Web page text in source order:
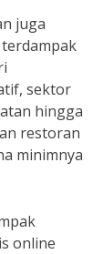
juga
sektor
hingga
restoran
minimnya
online